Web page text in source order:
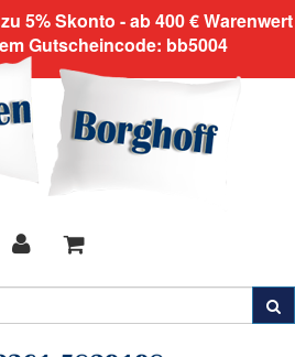
5% Skonto - ab 400 € Warenwert
Gutscheincode: bb5004